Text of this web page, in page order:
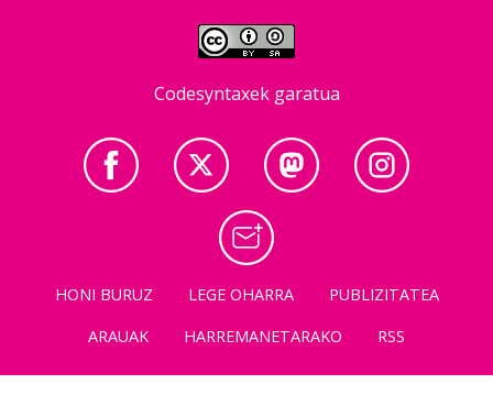
Codesyntaxek garatua
HONI BURUZ LEGE OHARRA
PUBLIZITATEA
ARAUAK
HARREMANETARAKO RSS